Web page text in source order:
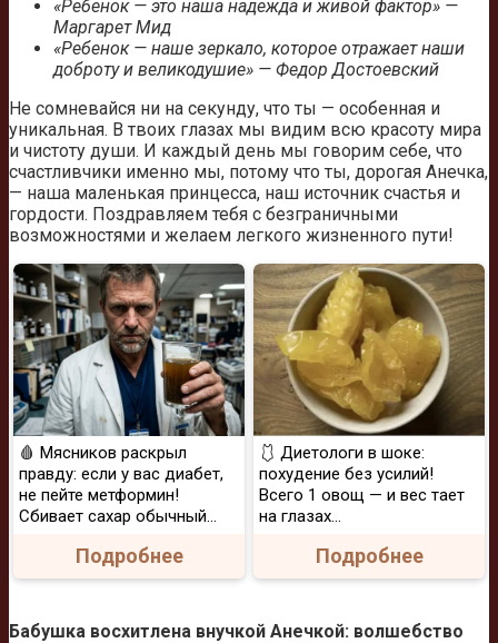
«Ребенок — это наша надежда и живой фактор» —
Маргарет Мид
«Ребенок — наше зеркало, которое отражает наши
доброту и великодушие» — Федор Достоевский
Не сомневайся ни на секунду, что ты — особенная и
уникальная. В твоих глазах мы видим всю красоту мира
и чистоту души. И каждый день мы говорим себе, что
счастливчики именно мы, потому что ты, дорогая Анечка,
— наша маленькая принцесса, наш источник счастья и
гордости. Поздравляем тебя с безграничными
возможностями и желаем легкого жизненного пути!
🩸 Мясников раскрыл
правду: если у вас диабет,
не пейте метформин!
Сбивает сахар обычный...
Подробнее
🩱 Диетологи в шоке:
похудение без усилий!
Всего 1 овощ — и вес тает
на глазах…
Подробнее
Бабушка восхитлена внучкой Анечкой: волшебство